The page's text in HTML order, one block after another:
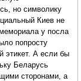
но символику
Киев не
у посла
попросту
этикет. А если бы
Беларусь
сторонами, а